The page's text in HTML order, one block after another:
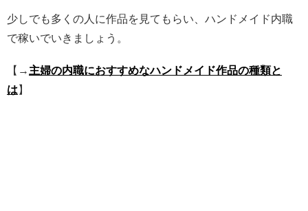
少しでも多くの人に作品を見てもらい、ハンドメイド内職
で稼いでいきましょう。
【→主婦の内職におすすめなハンドメイド作品の種類と
は】